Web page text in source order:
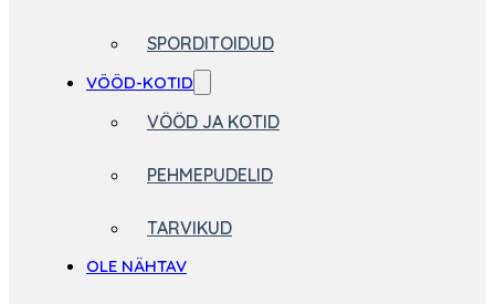
SPORDITOIDUD
VÖÖD-KOTID
VÖÖD JA KOTID
PEHMEPUDELID
TARVIKUD
OLE NÄHTAV